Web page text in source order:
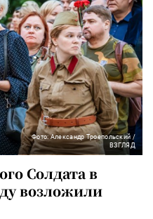
Фото: Александр Троепольский /
ВЗГЛЯД
Солдата в
возложили